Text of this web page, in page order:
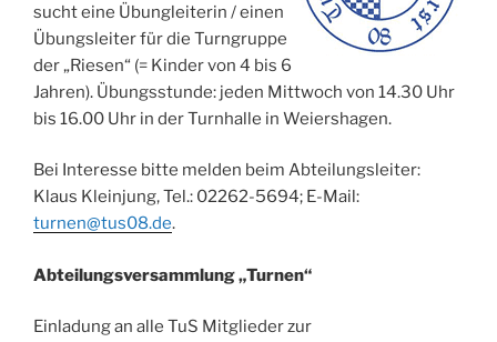
sucht eine Übungleiterin / einen
Übungsleiter für die Turngruppe
der „Riesen“ (= Kinder von 4 bis 6
Jahren). Übungsstunde: jeden Mittwoch von 14.30 Uhr
bis 16.00 Uhr in der Turnhalle in Weiershagen.
Bei Interesse bitte melden beim Abteilungsleiter:
Klaus Kleinjung, Tel.: 02262-5694; E-Mail:
turnen@tus08.de.
Abteilungsversammlung „Turnen“
Einladung an alle TuS Mitglieder zur